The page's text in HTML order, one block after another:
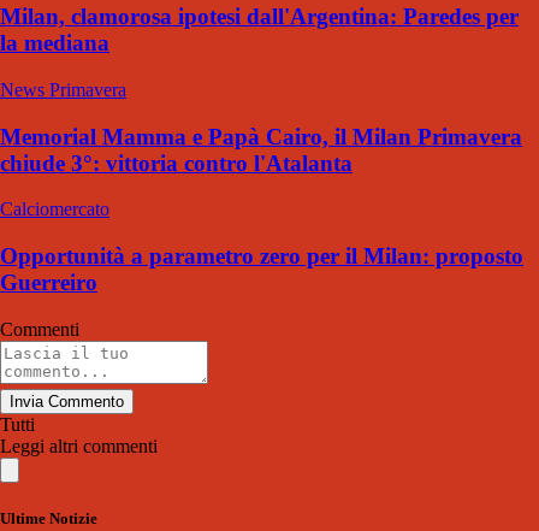
Milan, clamorosa ipotesi dall'Argentina: Paredes per
la mediana
News Primavera
Memorial Mamma e Papà Cairo, il Milan Primavera
chiude 3°: vittoria contro l'Atalanta
Calciomercato
Opportunità a parametro zero per il Milan: proposto
Guerreiro
Commenti
Invia Commento
Tutti
Leggi altri commenti
Ultime Notizie